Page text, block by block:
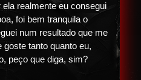
ela realmente eu consegui
foi bem tranquila o
num resultado que me
goste tanto quanto eu,
peço que diga, sim?